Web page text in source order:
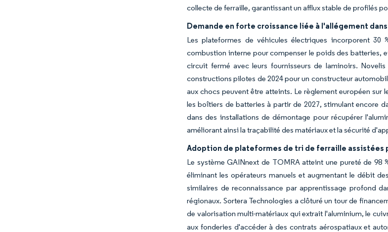
collecte de ferraille, garantissant un afflux stable de profilés
Demande en forte croissance liée à l'allégement
Les plateformes de véhicules électriques incorporent
combustion interne pour compenser le poids des batteries,
circuit fermé avec leurs fournisseurs de laminoirs.
constructions pilotes de 2024 pour un constructeur
aux chocs peuvent être atteints. Le règlement européen
les boîtiers de batteries à partir de 2027, stimulant encore
dans des installations de démontage pour récupérer
améliorant ainsi la traçabilité des matériaux et la sécurité
Adoption de plateformes de tri de ferraille assistées
Le système GAINnext de TOMRA atteint une pureté de
éliminant les opérateurs manuels et augmentant le débit
similaires de reconnaissance par apprentissage profond
régionaux. Sortera Technologies a clôturé un tour de
de valorisation multi-matériaux qui extrait l'aluminium, le
aux fonderies d'accéder à des contrats aérospatiaux et